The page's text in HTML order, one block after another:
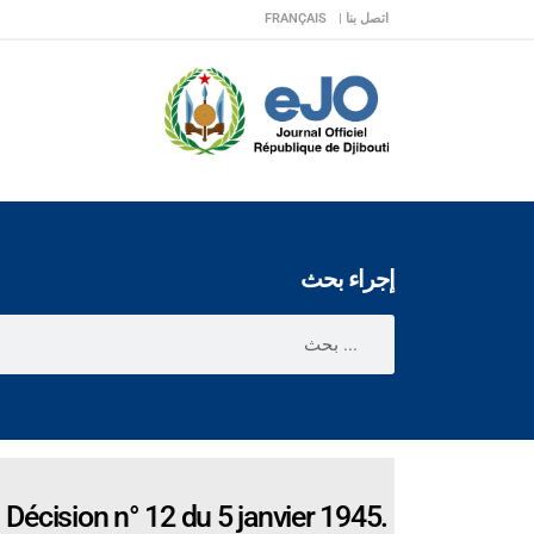
اتصل بنا | FRANÇAIS
إجراء بحث
Décision n° 12 du 5 janvier 1945.